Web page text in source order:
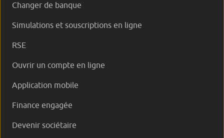
Changer de banque
Simulations et souscriptions en ligne
RSE
Ouvrir un compte en ligne
Application mobile
Finance engagée
Devenir sociétaire